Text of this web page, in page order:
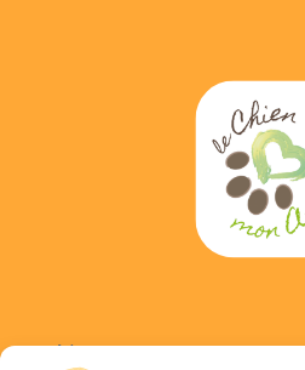
Adress :